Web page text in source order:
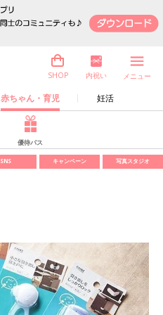
赤ちゃん・育児 妊活
SHOP 内祝い メニュー
優待パス
SNS キャンペーン 写真スタジオ